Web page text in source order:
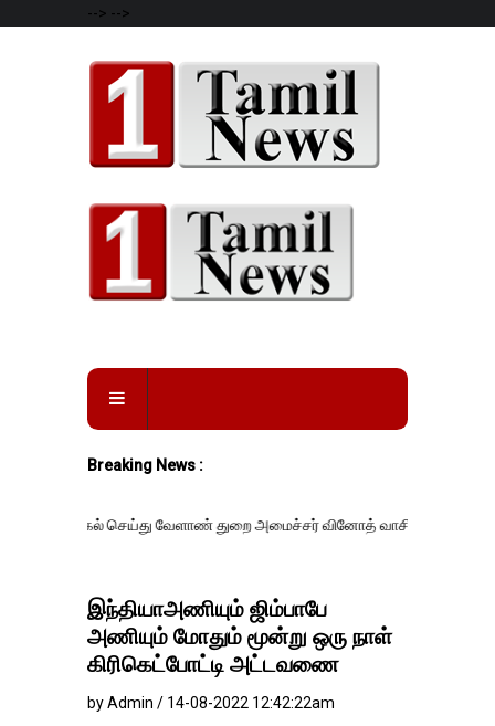
--> -->
Breaking News :
செய்து வேளாண் துறை அமைச்சர் வினோத் வாசித்து வருகிறார். �.
இந்தியாஅணியும் ஜிம்பாபே
அணியும் மோதும் மூன்று ஒரு நாள்
கிரிகெட்போட்டி அட்டவணை
by Admin / 14-08-2022 12:42:22am